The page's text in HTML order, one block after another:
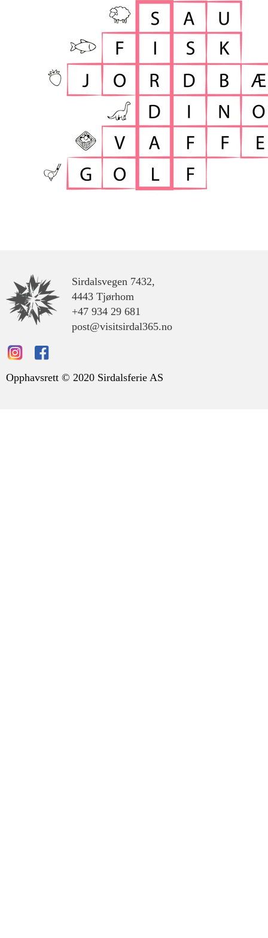
Sirdalsvegen 7432,
4443 Tjørhom
+47 934 29 681
post@visitsirdal365.no
Opphavsrett © 2020 Sirdalsferie AS